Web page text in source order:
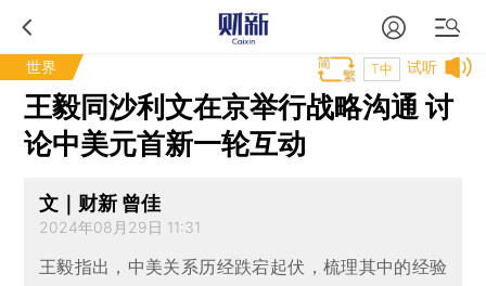
世界 试听
T中
王毅同沙利文在京举行战略沟通 讨
论中美元首新一轮互动
文｜财新 曾佳
2024年08月29日 11:31
王毅指出，中美关系历经跌宕起伏，梳理其中的经验